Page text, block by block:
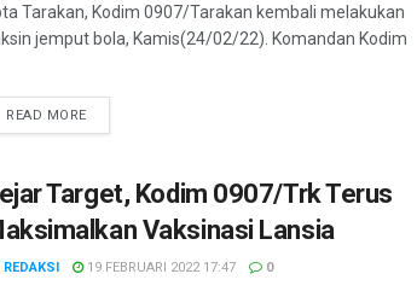
Tarakan, Kodim 0907/Tarakan kembali melakukan
jemput bola, Kamis(24/02/22). Komandan Kodim
READ MOREDETAILS
Target, Kodim 0907/Trk Terus
Vaksinasi Lansia
REDAKSI 19 FEBRUARI 2022 17:47 0